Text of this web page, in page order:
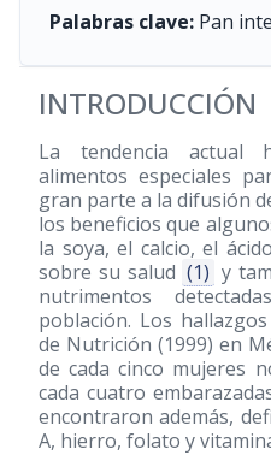
Palabras clave: Pan
INTRODUCCIÓN
La tendencia actual
alimentos especiales
gran parte a la difusión
los beneficios que
la soya, el calcio, el
sobre su salud (1) y
nutrimentos
población. Los
de Nutrición (1999) en
de cada cinco mujeres
cada cuatro
encontraron además,
A, hierro, folato y